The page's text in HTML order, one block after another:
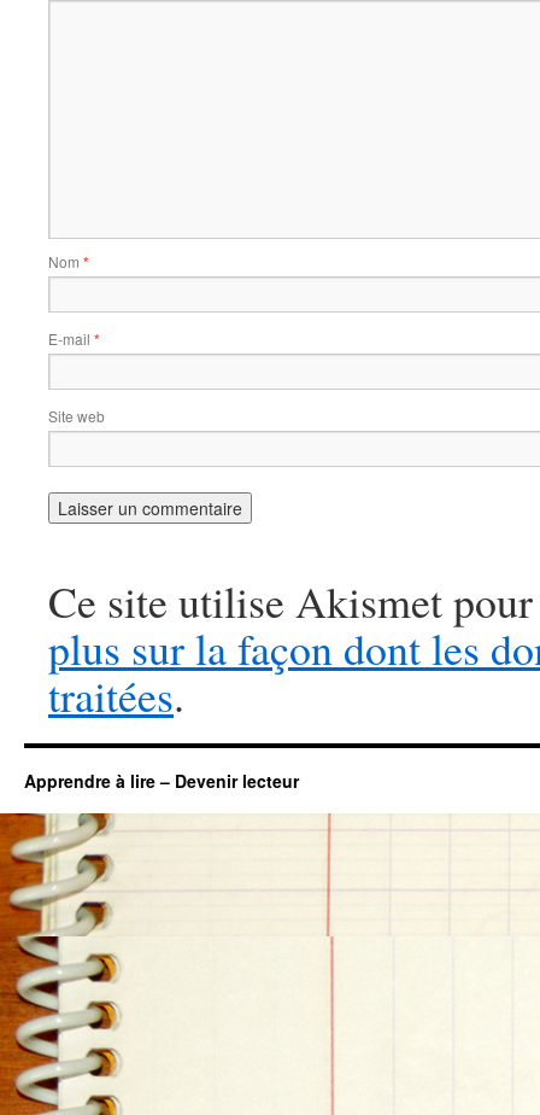
Nom *
E-mail *
Site web
Ce site utilise Akismet
plus sur la façon dont les
traitées.
Apprendre à lire – Devenir lecteur